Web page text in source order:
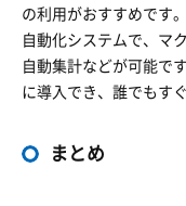
の利用がおすすめです。
自動化システムで、マ
自動集計などが可能で
に導入でき、誰でもす
まとめ